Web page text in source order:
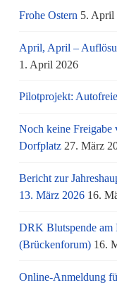
Frohe Ostern 5. April
April, April –
1. April 2026
Pilotprojekt:
Noch keine Freigabe
Dorfplatz 27. März
Bericht zur
13. März 2026 16.
DRK Blutspende am
(Brückenforum) 16.
Online-Anmeldung